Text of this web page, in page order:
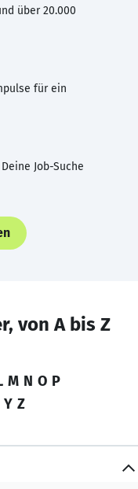
über 20.000
für ein
Job-Suche
von A bis Z
M N O P
Y Z